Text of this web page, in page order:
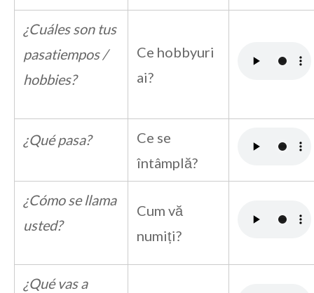
¿Cuáles son tus
pasatiempos /
hobbies?
Ce hobbyuri
ai?
¿Qué pasa?
Ce se
întâmplă?
¿Cómo se llama
usted?
Cum vă
numiți?
¿Qué vas a